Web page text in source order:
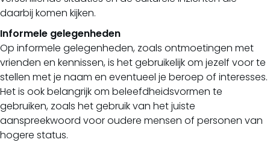
daarbij komen kijken.
Informele gelegenheden
Op informele gelegenheden, zoals ontmoetingen met
vrienden en kennissen, is het gebruikelijk om jezelf voor te
stellen met je naam en eventueel je beroep of interesses.
Het is ook belangrijk om beleefdheidsvormen te
gebruiken, zoals het gebruik van het juiste
aanspreekwoord voor oudere mensen of personen van
hogere status.